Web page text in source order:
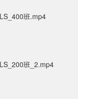
班.mp4
班_2.mp4